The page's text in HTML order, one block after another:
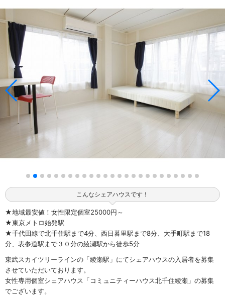
こんなシェアハウスです！
★地域最安値！女性限定個室25000円～
★東京メトロ始発駅
★千代田線で北千住駅まで4分、西日暮里駅まで8分、大手町駅まで18
分、表参道駅まで３０分の綾瀬駅から徒歩5分
東武スカイツリーラインの「綾瀬駅」にてシェアハウスの入居者を募集
させていただいております。
女性専用個室シェアハウス「コミュニティーハウス北千住綾瀬」の募集
でございます。